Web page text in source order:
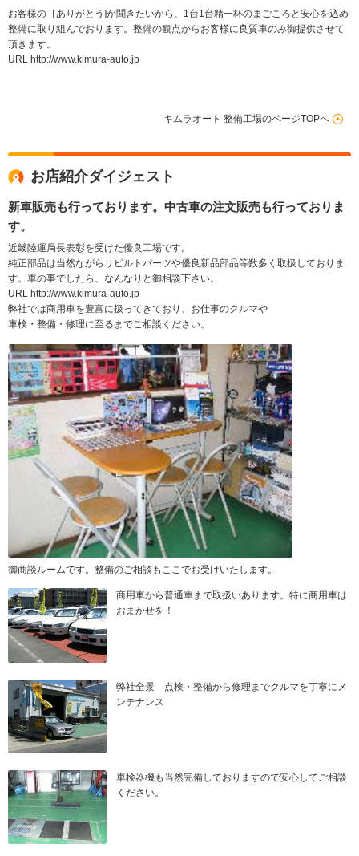
お客様の［ありがとう]が聞きたいから、1台1台精一杯のまごころと安心を込め
整備に取り組んでおります。整備の観点からお客様に良質車のみ御提供させて
頂きます。
URL http://www.kimura-auto.jp
キムラオート 整備工場のページTOPへ
お店紹介ダイジェスト
新車販売も行っております。中古車の注文販売も行っておりま
す。
近畿陸運局長表彰を受けた優良工場です。
純正部品は当然ながらリビルトパーツや優良新品部品等数多く取扱しておりま
す。車の事でしたら、なんなりと御相談下さい。
URL http://www.kimura-auto.jp
弊社では商用車を豊富に扱ってきており、お仕事のクルマや
車検・整備・修理に至るまでご相談ください。
御商談ルームです。整備のご相談もここでお受けいたします。
商用車から普通車まで取扱いあります。特に商用車は
おまかせを！
弊社全景 点検・整備から修理までクルマを丁寧にメ
ンテナンス
車検器機も当然完備しておりますので安心してご相談
ください。